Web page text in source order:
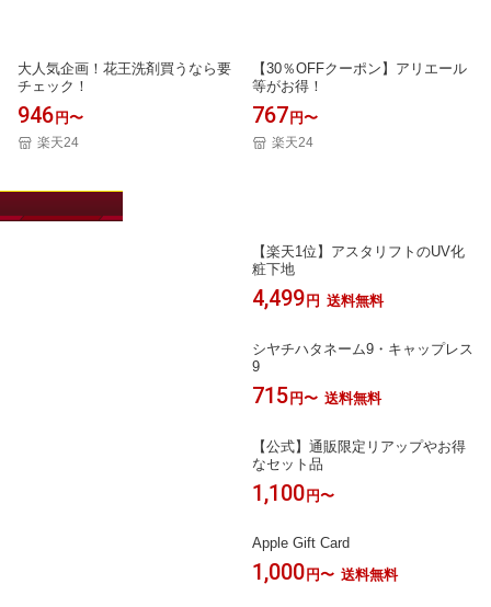
大人気企画！花王洗剤買うなら要
チェック！
946 円〜
楽天24
【30％OFFクーポン】アリエール
等がお得！
767 円〜
楽天24
【楽天1位】アスタリフトのUV化
粧下地
4,499 円 送料無料
シヤチハタネーム9・キャップレス
9
715 円〜 送料無料
【公式】通販限定リアップやお得
なセット品
1,100 円〜
Apple Gift Card
1,000 円〜 送料無料